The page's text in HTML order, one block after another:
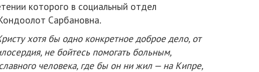
которого в социальный отдел
Сарбановна.
хотя бы одно конкретное доброе дело, от
не бойтесь помогать больным,
человека, где бы он ни жил — на Кипре,